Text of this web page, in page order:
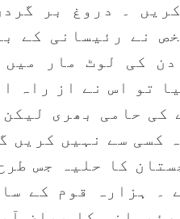
۔ دروغ بر
نے رئیسانی کے
کی لوٹ مار
تو اس نے از راہ
حامی بھری لیکن
کسی سے نہیں کریں
کا حلیہ جس
۔ ہزارہ قوم کے